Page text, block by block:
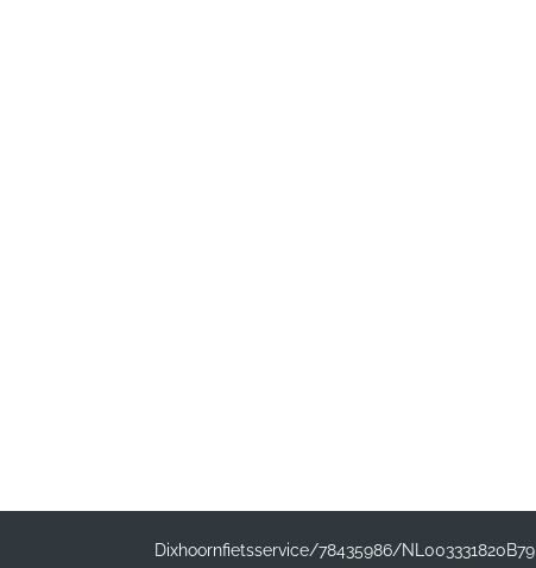
Dixhoornfietsservice/78435986/NL003331820B79